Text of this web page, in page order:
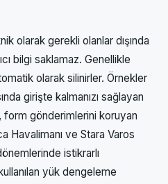
olarak gerekli olanlar dışında
bilgi saklamaz. Genellikle
olarak silinirler. Örnekler
girişte kalmanızı sağlayan
form gönderimlerini koruyan
Havalimanı ve Stara Varos
istikrarlı
yük dengeleme